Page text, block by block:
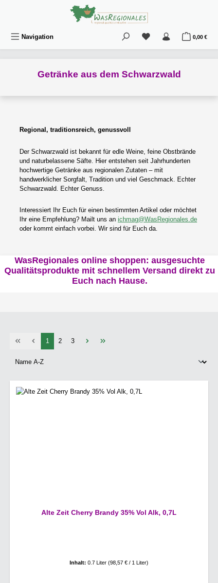
Zum Hauptinhalt springen
Navigation Du hast 0 Produkte
0,00 €
Getränke aus dem Schwarzwald
Regional, traditionsreich, genussvoll
Der Schwarzwald ist bekannt für edle Weine, feine Obstbrände
und naturbelassene Säfte. Hier entstehen seit Jahrhunderten
hochwertige Getränke aus regionalen Zutaten – mit
handwerklicher Sorgfalt, Tradition und viel Geschmack. Echter
Schwarzwald. Echter Genuss.
Interessiert Ihr Euch für einen bestimmten Artikel oder möchtet
Ihr eine Empfehlung? Mailt uns an ichmag@WasRegionales.de
oder kommt einfach vorbei. Wir sind für Euch da.
WasRegionales online shoppen: ausgesuchte
Qualitätsprodukte mit schnellem Versand direkt zu
Euch nach Hause.
Seite
1 Seite
2 Seite
3
Alte Zeit Cherry Brandy 35% Vol Alk, 0,7L
Inhalt: 0.7 Liter (98,57 € / 1 Liter)